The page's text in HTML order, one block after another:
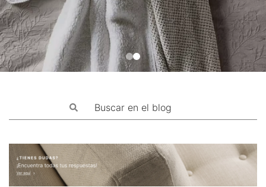
Mascotas
Columnas
Productos